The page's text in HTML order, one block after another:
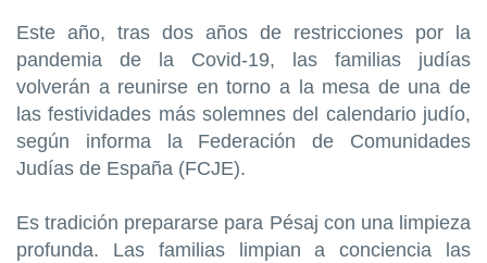
Este año, tras dos años de restricciones por la
pandemia de la Covid-19, las familias judías
volverán a reunirse en torno a la mesa de una de
las festividades más solemnes del calendario judío,
según informa la Federación de Comunidades
Judías de España (FCJE).
Es tradición prepararse para Pésaj con una limpieza
profunda. Las familias limpian a conciencia las